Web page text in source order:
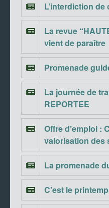
L’interdiction
La revue
vient de paraître
Promenade
La journée de
REPORTEE
Offre d’emploi :
valorisation des
La promenade
C’est le